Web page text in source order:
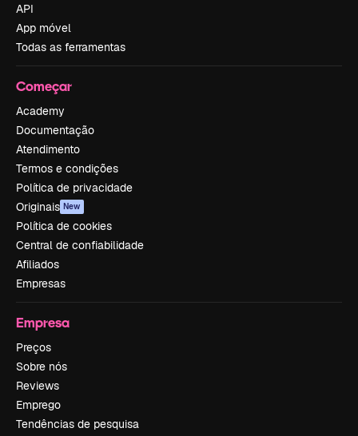
API
App móvel
Todas as ferramentas
Começar
Academy
Documentação
Atendimento
Termos e condições
Política de privacidade
Originais New
Política de cookies
Central de confiabilidade
Afiliados
Empresas
Empresa
Preços
Sobre nós
Reviews
Emprego
Tendências de pesquisa